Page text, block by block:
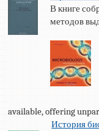
В книге
методов
available, offering
История